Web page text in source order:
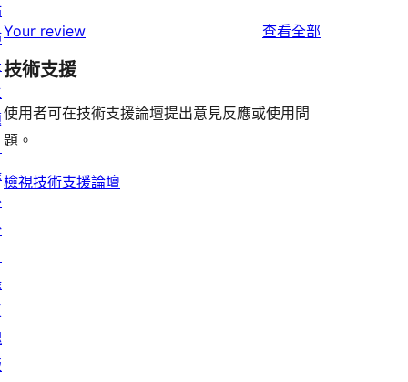
者
論
用
者
論
使
用
評
論
星
使
者
評
論
1
星
用
者
評
Your review 查看全部
技術支援
使用者可在技術支援論壇提出意見反應或使用問
題。
檢視技術支援論壇